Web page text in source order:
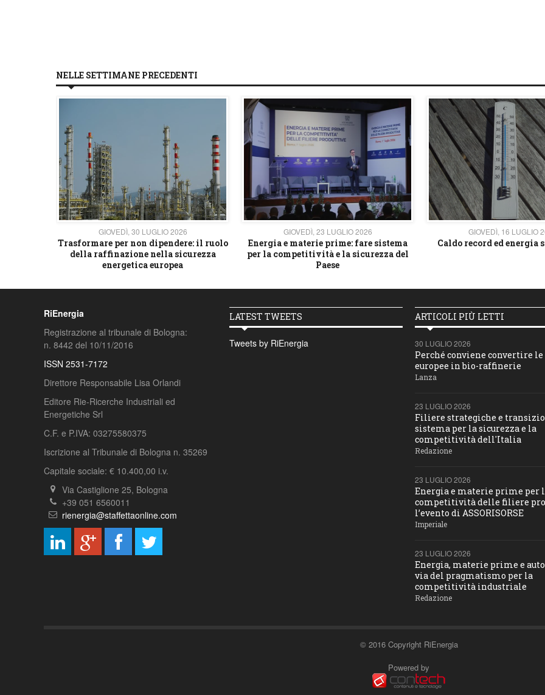
NELLE SETTIMANE PRECEDENTI
GIOVEDÌ, 30 LUGLIO 2026
Trasformare per non dipendere: il ruolo
della raffinazione nella sicurezza
energetica europea
GIOVEDÌ, 23 LUGLIO 2026
Energia e materie prime: fare sistema
per la competitività e la sicurezza del
Paese
GIOVEDÌ, 16 LUGLIO
Caldo record ed energia
RiEnergia
Registrazione al tribunale di Bologna:
n. 8442 del 10/11/2016
ISSN 2531-7172
Direttore Responsabile Lisa Orlandi
Editore Rie-Ricerche Industriali ed
Energetiche Srl
C.F. e P.IVA: 03275580375
Iscrizione al Tribunale di Bologna n. 35269
Capitale sociale: € 10.400,00 i.v.
Via Castiglione 25, Bologna
+39 051 6560011
rienergia@staffettaonline.com
LATEST TWEETS
Tweets by RiEnergia
ARTICOLI PIÙ LETTI
30 LUGLIO 2026
Perché conviene convertire
europee in bio-raffinerie
Lanza
23 LUGLIO 2026
Filiere strategiche e
sistema per la sicurezza e la
competitività dell'Italia
Redazione
23 LUGLIO 2026
Energia e materie prime per
competitività delle filiere
l’evento di ASSORISORSE
Imperiale
23 LUGLIO 2026
Energia, materie prime e
via del pragmatismo per la
competitività industriale
Redazione
© 2016 Copyright RiEnergia
Powered by